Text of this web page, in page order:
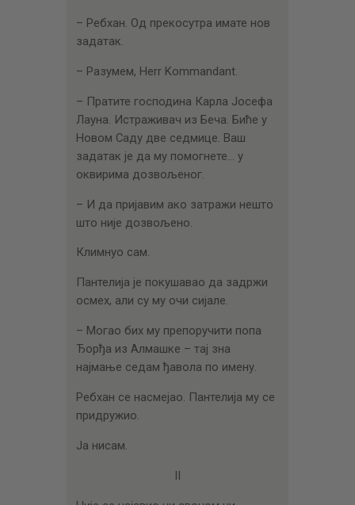
– Ребхан. Од прекосутра имате нов
задатак.
– Разумем, Herr Kommandant.
– Пратите господина Карла Јосефа
Лауна. Истраживач из Беча. Биће у
Новом Саду две седмице. Ваш
задатак је да му помогнете… у
оквирима дозвољеног.
– И да пријавим ако затражи нешто
што није дозвољено.
Климнуо сам.
Пантелија је покушавао да задржи
осмех, али су му очи сијале.
– Могао бих му препоручити попа
Ђорђа из Алмашке – тај зна
најмање седам ђавола по имену.
Ребхан се насмејао. Пантелија му се
придружио.
Ја нисам.
II